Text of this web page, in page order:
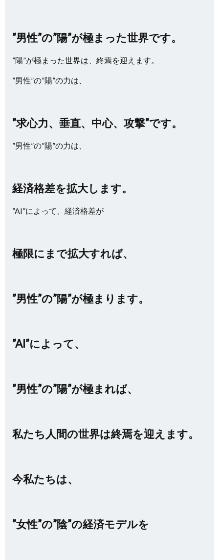
”男性”の”陽”が極まった世界です。
”陽”が極まった世界は、終焉を迎えます。
”男性”の”陽”の力は、
”求心力、垂直、中心、攻撃”です。
”男性”の”陽”の力は、
経済格差を拡大します。
”AI”によって、経済格差が
極限にまで拡大すれば、
”男性”の”陽”が極まります。
”AI”によって、
”男性”の”陽”が極まれば、
私たち人間の世界は終焉を迎えます。
今私たちは、
”女性”の”陰”の経済モデルを